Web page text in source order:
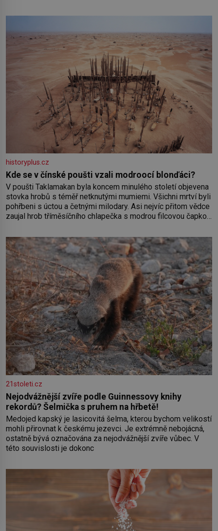
historyplus.cz
Kde se v čínské poušti vzali modroocí blonďáci?
V poušti Taklamakan byla koncem minulého století objevena
stovka hrobů s téměř netknutými mumiemi. Všichni mrtví byli
pohřbeni s úctou a četnými milodary. Asi nejvíc přitom vědce
zaujal hrob tříměsíčního chlapečka s modrou filcovou čapkou,
nesmírně dobře zachovalá, přičítají odborníci zdejším
klimatickým podmínkám. Sucho, prosolené písky a extrémně
21stoleti.cz
Nejodvážnější zvíře podle Guinnessovy knihy
rekordů? Šelmička s pruhem na hřbetě!
Medojed kapský je lasicovitá šelma, kterou bychom velikostí
mohli přirovnat k českému jezevci. Je extrémně nebojácná,
ostatně bývá označována za nejodvážnější zvíře vůbec. V
této souvislosti je dokonc